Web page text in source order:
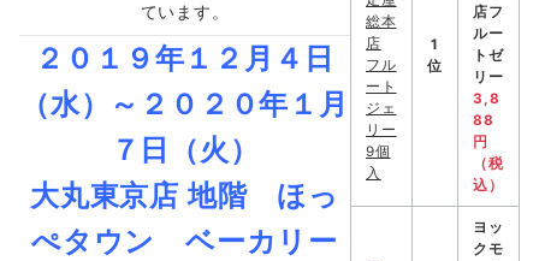
ています。
２０１９年１２月４日
（水）～２０２０年１月
７日（火）
大丸東京店 地階 ほっ
ぺタウン ベーカリー
1
位
店フ
ルー
トゼ
リー
3,8
88
円
（税
込）
ヨッ
クモ